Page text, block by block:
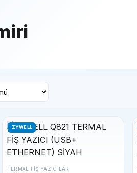
ZYWELL
TERMAL FIŞ YAZICILAR